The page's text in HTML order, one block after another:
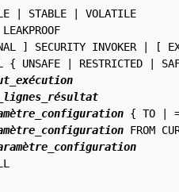
| STABLE | VOLATILE
LEAKPROOF
] SECURITY INVOKER | [
{ UNSAFE | RESTRICTED |
{ TO |
FROM